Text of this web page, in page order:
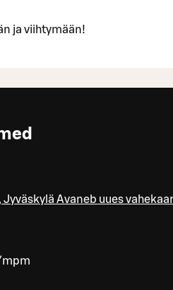
ja viihtymään!​
, Jyväskylä Avaneb uues
mpm